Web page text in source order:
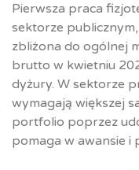
Pierwsza praca
sektorze
zbliżona do ogólnej
brutto w kwietniu
dyżury. W sektorze
wymagają większej
portfolio poprzez
pomaga w awansie i